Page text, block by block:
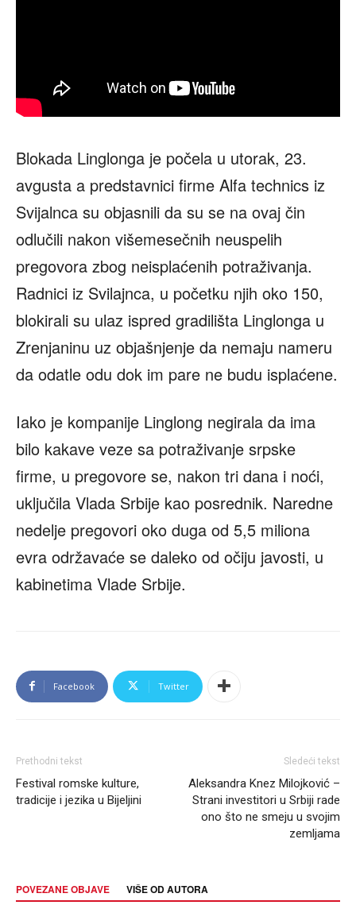
Blokada Linglonga je počela u utorak, 23.
avgusta a predstavnici firme Alfa technics iz
Svijalnca su objasnili da su se na ovaj čin
odlučili nakon višemesečnih neuspelih
pregovora zbog neisplaćenih potraživanja.
Radnici iz Svilajnca, u početku njih oko 150,
blokirali su ulaz ispred gradilišta Linglonga u
Zrenjaninu uz objašnjenje da nemaju nameru
da odatle odu dok im pare ne budu isplaćene.
Iako je kompanije Linglong negirala da ima
bilo kakave veze sa potraživanje srpske
firme, u pregovore se, nakon tri dana i noći,
uključila Vlada Srbije kao posrednik. Naredne
nedelje pregovori oko duga od 5,5 miliona
evra održavaće se daleko od očiju javosti, u
kabinetima Vlade Srbije.
Facebook Twitter
Prethodni tekst
Festival romske kulture,
tradicije i jezika u Bijeljini
Sledeći tekst
Aleksandra Knez Milojković –
Strani investitori u Srbiji rade
ono što ne smeju u svojim
zemljama
POVEZANE OBJAVE VIŠE OD AUTORA